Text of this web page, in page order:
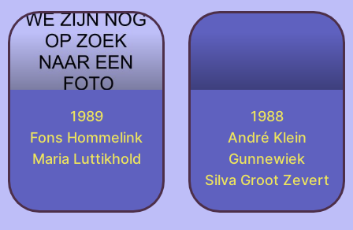
1989
Fons Hommelink
Maria Luttikhold
1988
André Klein
Gunnewiek
Silva Groot Zevert